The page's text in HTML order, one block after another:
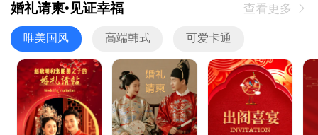
婚礼请柬•见证幸福 查看更多 
唯美国风 高端韩式 可爱卡通